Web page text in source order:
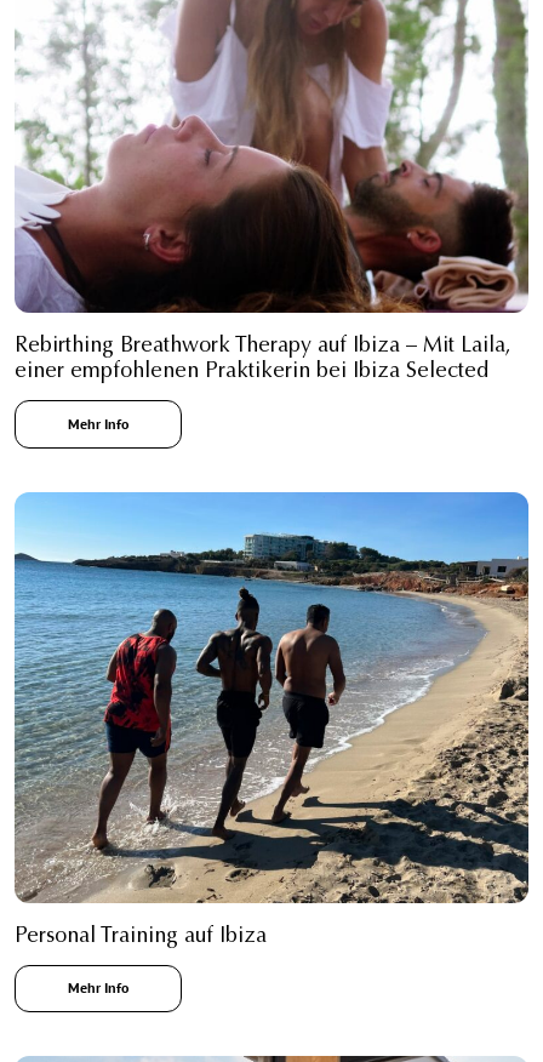
Rebirthing Breathwork Therapy auf Ibiza – Mit Laila,
einer empfohlenen Praktikerin bei Ibiza Selected
Mehr Info
Personal Training auf Ibiza
Mehr Info